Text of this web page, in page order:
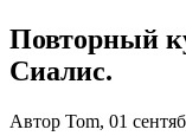
Повторный
Сиалис.
Автор Tom, 01